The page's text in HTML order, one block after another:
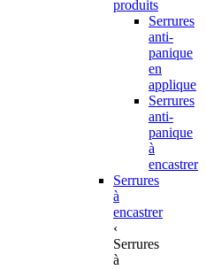
produits
Serrures
anti-
panique
en
applique
Serrures
anti-
panique
à
encastrer
Serrures
à
encastrer
‹
Serrures
à